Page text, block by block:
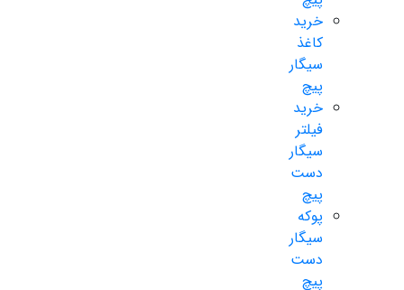
خرید
کاغذ
سیگار
پیچ
خرید
فیلتر
سیگار
دست
پیچ
پوکه
سیگار
دست
پیچ